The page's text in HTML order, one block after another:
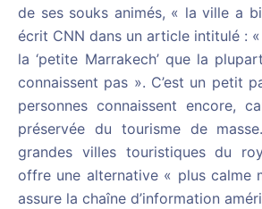
de ses souks animés, « la ville a
écrit CNN dans un article intitulé : «
la ‘petite Marrakech’ que la
connaissent pas ». C’est un petit
personnes connaissent encore,
préservée du tourisme de
grandes villes touristiques du
offre une alternative « plus calme
assure la chaîne d’information